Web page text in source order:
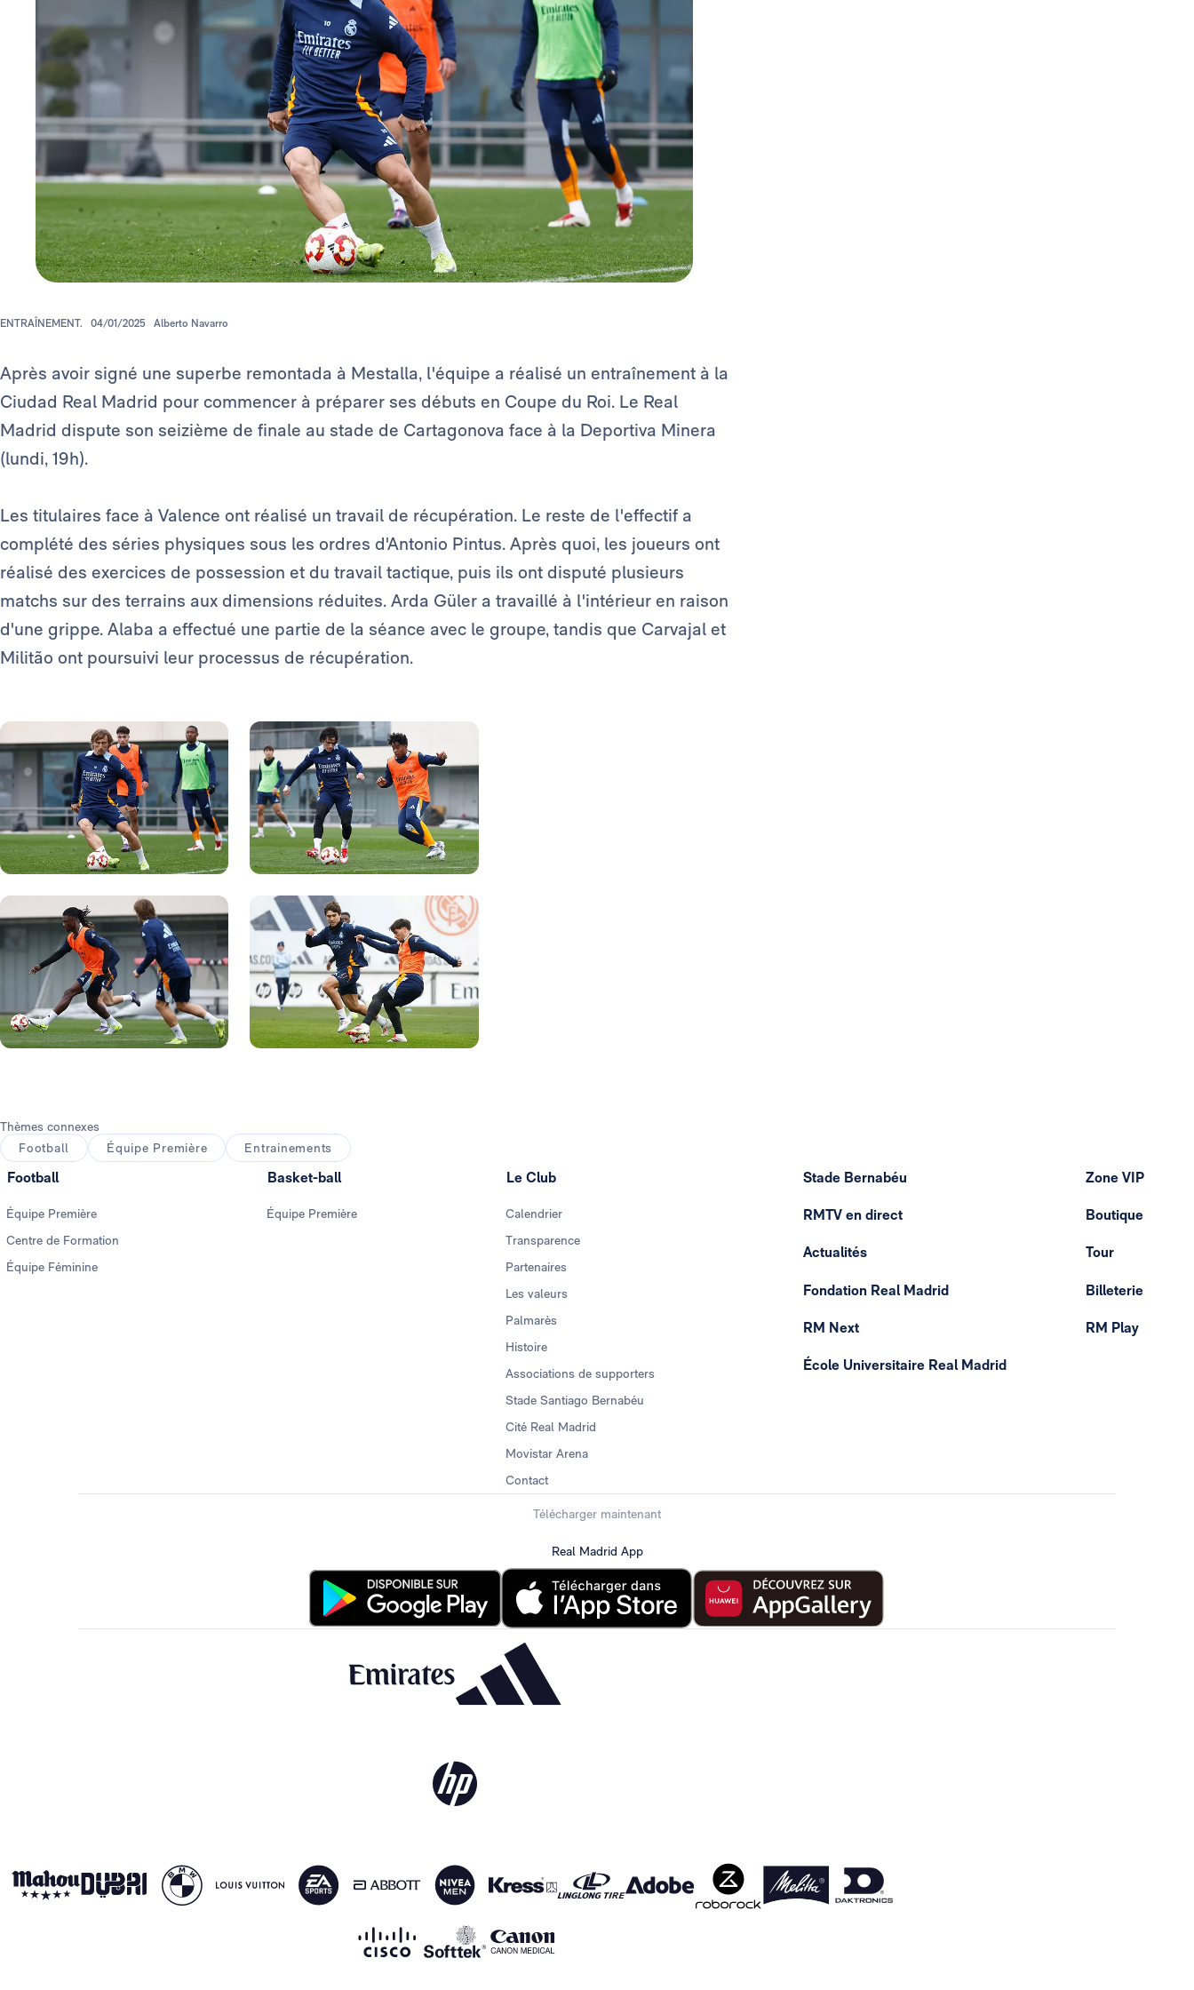
ENTRAÎNEMENT. 04/01/2025 Alberto Navarro
Après avoir signé une superbe remontada à Mestalla, l'équipe a réalisé un entraînement à la
Ciudad Real Madrid pour commencer à préparer ses débuts en Coupe du Roi. Le Real
Madrid dispute son seizième de finale au stade de Cartagonova face à la Deportiva Minera
(lundi, 19h).
Les titulaires face à Valence ont réalisé un travail de récupération. Le reste de l'effectif a
complété des séries physiques sous les ordres d'Antonio Pintus. Après quoi, les joueurs ont
réalisé des exercices de possession et du travail tactique, puis ils ont disputé plusieurs
matchs sur des terrains aux dimensions réduites. Arda Güler a travaillé à l'intérieur en raison
d'une grippe. Alaba a effectué une partie de la séance avec le groupe, tandis que Carvajal et
Militão ont poursuivi leur processus de récupération.
Thèmes connexes
Football
Équipe Première Entrainements
Football
Équipe Première
Centre de Formation
Équipe Féminine
Basket-ball
Équipe Première
Le Club
Calendrier
Transparence
Partenaires
Les valeurs
Palmarès
Histoire
Associations de supporters
Stade Santiago Bernabéu
Cité Real Madrid
Movistar Arena
Contact
Stade Bernabéu
RMTV en direct
Actualités
Fondation Real Madrid
RM Next
École Universitaire Real Madrid
Zone VIP
Boutique
Tour
Billeterie
RM Play
Télécharger maintenant
Real Madrid App